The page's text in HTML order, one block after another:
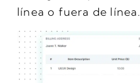
línea o fuera de línea.